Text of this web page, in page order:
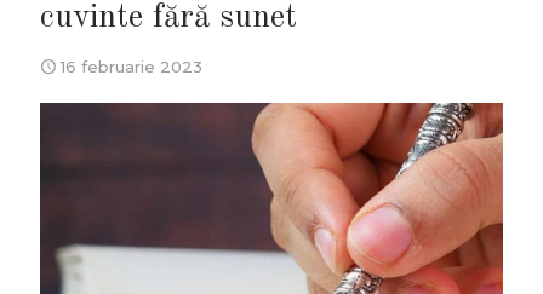
cuvinte fără sunet
16 februarie 2023